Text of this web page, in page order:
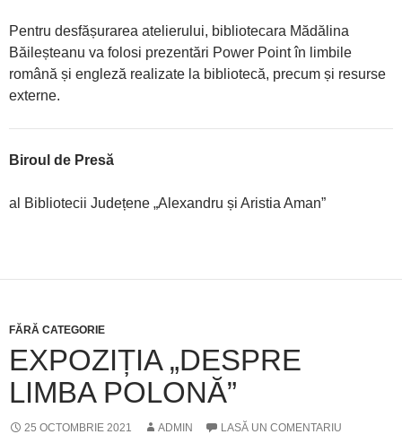
Pentru desfășurarea atelierului, bibliotecara Mădălina
Băileșteanu va folosi prezentări Power Point în limbile
română și engleză realizate la bibliotecă, precum și resurse
externe.
Biroul de Presă
al Bibliotecii Județene „Alexandru și Aristia Aman”
FĂRĂ CATEGORIE
EXPOZIȚIA „DESPRE
LIMBA POLONĂ”
25 OCTOMBRIE 2021 ADMIN LASĂ UN COMENTARIU